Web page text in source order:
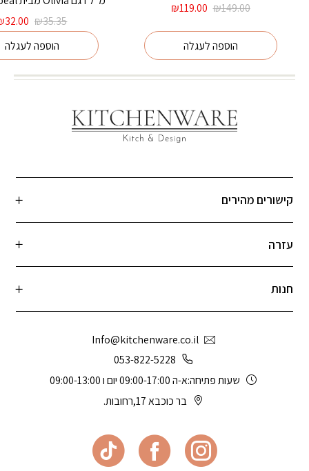
₪149.00
המחיר
היה:
₪149.00.
₪119.00
הוא:
₪119.00.
הוספה לעגלה
₪35.35
המחיר
המקורי
היה:
₪35.35.
32.00
הוספה לעגלה
קישורים מהירים
עזרה
חנות
Info@kitchenware.co.il
053-822-5228
שעות פתיחה:א-ה 09:00-17:00 יום ו 09:00-13:00
בר כוכבא 17,רחובות.